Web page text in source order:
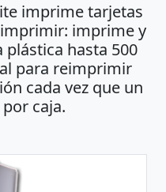
imprime tarjetas
imprime y
hasta 500
para reimprimir
cada vez que un
caja.